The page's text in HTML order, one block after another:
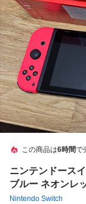
この商品は6時間で
ニンテンドース
ブルー ネオンレ
Nintendo Switch